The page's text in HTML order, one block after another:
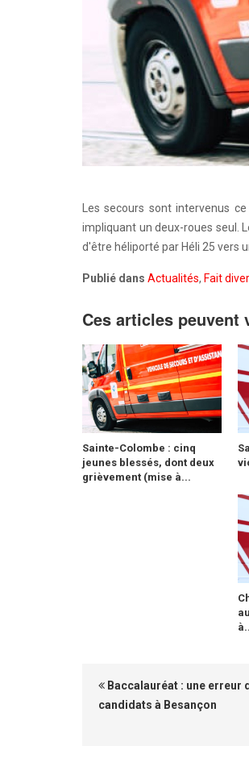
Les secours sont intervenus
impliquant un deux-roues seul.
d'être héliporté par Héli 25 vers
Publié dans Actualités, Fait
Ces articles peuvent
Sainte-Colombe : cinq
jeunes blessés, dont deux
grièvement (mise à...
Baccalauréat : une erreur
candidats à Besançon